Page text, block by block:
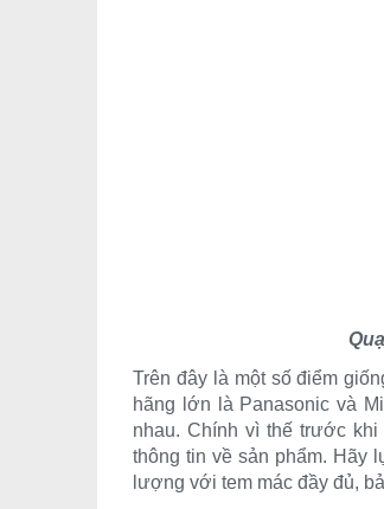
Trên đây là một số điểm
hãng lớn là Panasonic và
nhau. Chính vì thế trước
thông tin về sản phẩm. Hãy
lượng với tem mác đầy đủ,